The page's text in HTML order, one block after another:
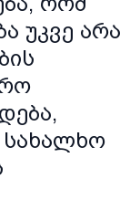
უკვე არა
სახალხო